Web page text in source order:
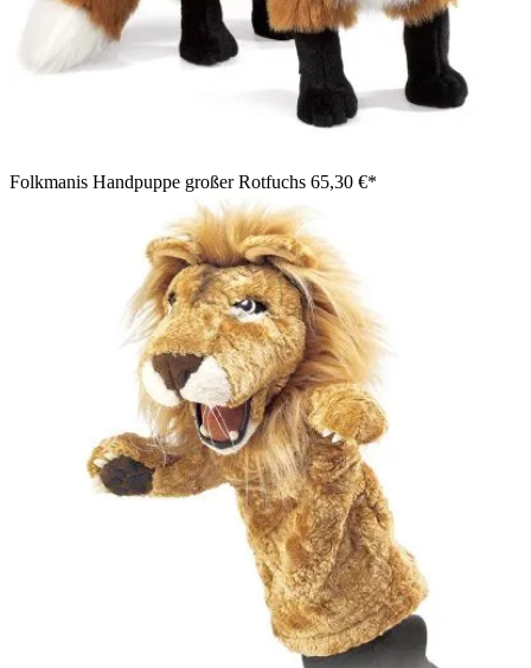
Folkmanis Handpuppe großer Rotfuchs 65,30 €*